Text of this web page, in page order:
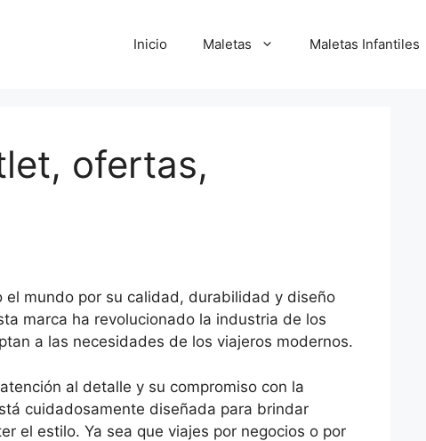
Inicio Maletas Maletas Infantiles
ofertas,
mundo por su calidad, durabilidad y diseño
marca ha revolucionado la industria de los
a las necesidades de los viajeros modernos.
al detalle y su compromiso con la
cuidadosamente diseñada para brindar
el estilo. Ya sea que viajes por negocios o por